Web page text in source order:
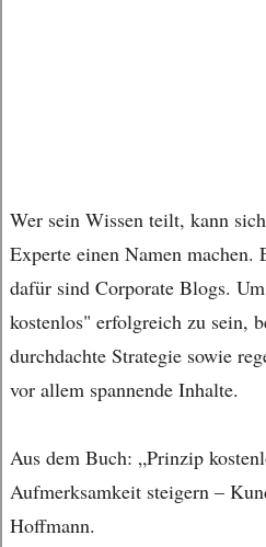
Wer sein Wissen teilt, kann
Experte einen Namen machen.
dafür sind Corporate Blogs.
kostenlos" erfolgreich zu sein,
durchdachte Strategie sowie
vor allem spannende Inhalte.
Aus dem Buch: „Prinzip
Aufmerksamkeit steigern –
Hoffmann.